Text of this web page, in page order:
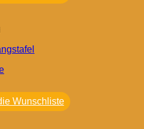
Wunschliste